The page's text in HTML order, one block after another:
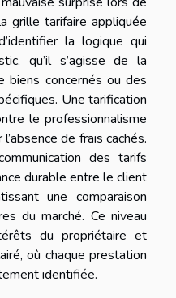
grille tarifaire appliquée
la logique qui
qu’il s’agisse de la
biens concernés ou des
Une tarification
le professionnalisme
de frais cachés.
des tarifs
durable entre le client
une comparaison
du marché. Ce niveau
du propriétaire et
où chaque prestation
identifiée.